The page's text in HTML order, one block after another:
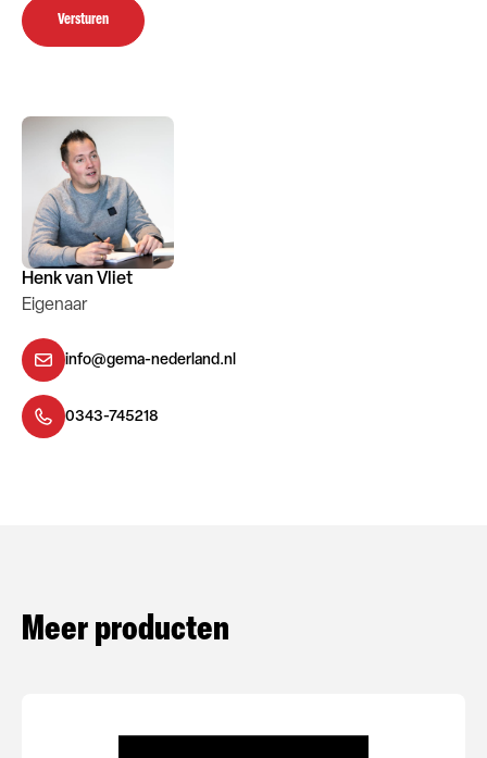
Henk van Vliet
Eigenaar
info@gema-nederland.nl
0343-745218
Versturen
Meer producten